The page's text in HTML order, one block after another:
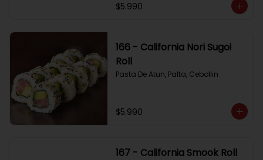
$5.990
166 - California Nori Sugoi
Roll
Pasta De Atun, Palta, Cebollin
$5.990
167 - California Smook Roll